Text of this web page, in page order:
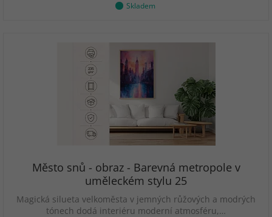
Skladem
Město snů - obraz - Barevná metropole v
uměleckém stylu 25
Magická silueta velkoměsta v jemných růžových a modrých
tónech dodá interiéru moderní atmosféru,…